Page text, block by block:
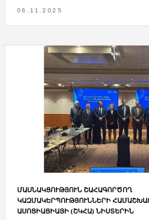
06.11.2025
ՄԱՍՆԱԿՑՈՒԹՅՈՒՆ ՇԱՀԱԳՈՐԾՈՂ
ԿԱԶՄԱԿԵՐՊՈՒԹՅՈՒՆՆԵՐԻ
ԱՍՈՑԻԱՑԻԱՅԻ (ՇԿՀԱ) ՆԻՍՏԵՐԻՆ